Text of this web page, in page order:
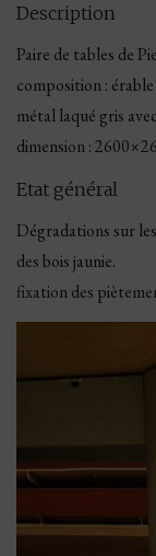
Description
Paire de tables de
composition :
métal laqué gris
dimension :
Etat général
Dégradations sur
des bois jaunie.
fixation des